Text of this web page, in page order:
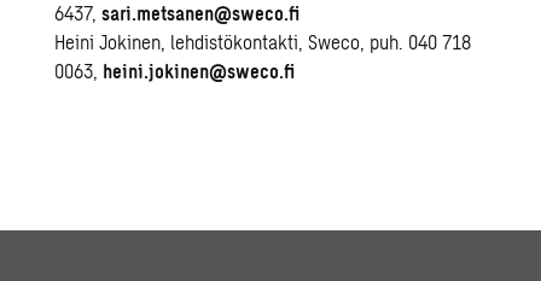
6437,sari.metsanen@sweco.fi
Heini Jokinen, lehdistökontakti, Sweco, puh. 040 718
0063, heini.jokinen@sweco.fi